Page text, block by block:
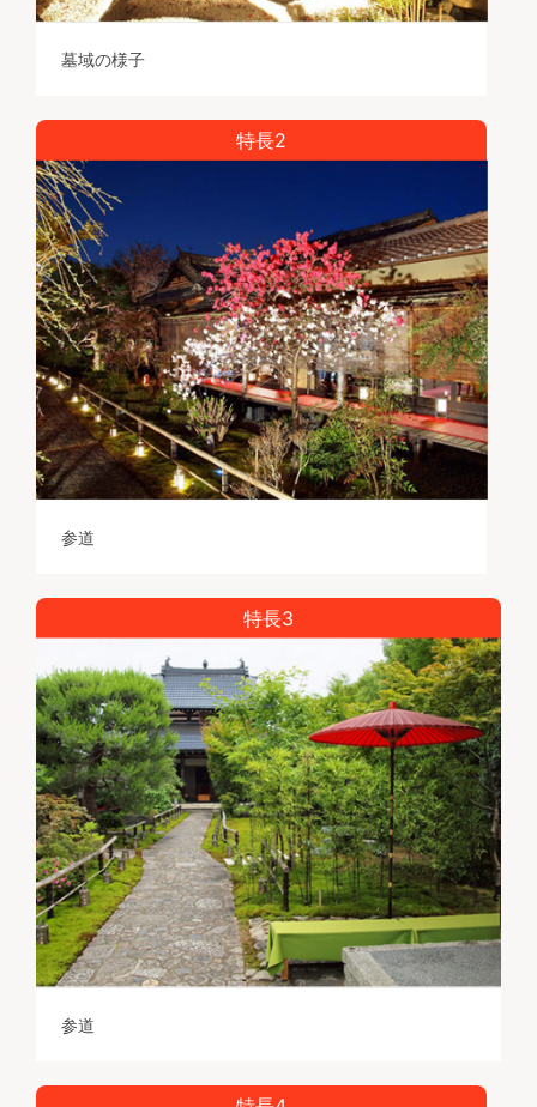
閑臥庵の京普茶料理は精進料理で、薬膳料理と相通じ
れを食し続けていた黄檗の高僧は、おしなべて長生き
だったといわれています。お参りの後は、静寂に包ま
れた山内で京都ならではの「はんなり」とした雰囲気
を、手づくりによる料理でお楽しみ下さい。
墓域の様子
特長2
参道
特長3
参道